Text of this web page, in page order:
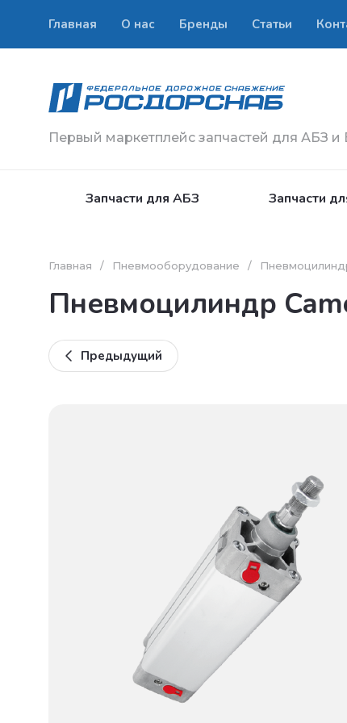
Главная О нас Бренды Статьи
Первый маркетплейс запчастей для АБЗ и
Запчасти для АБЗ Запчасти
Главная / Пневмооборудование /
Пневмоцилиндр
Предыдущий